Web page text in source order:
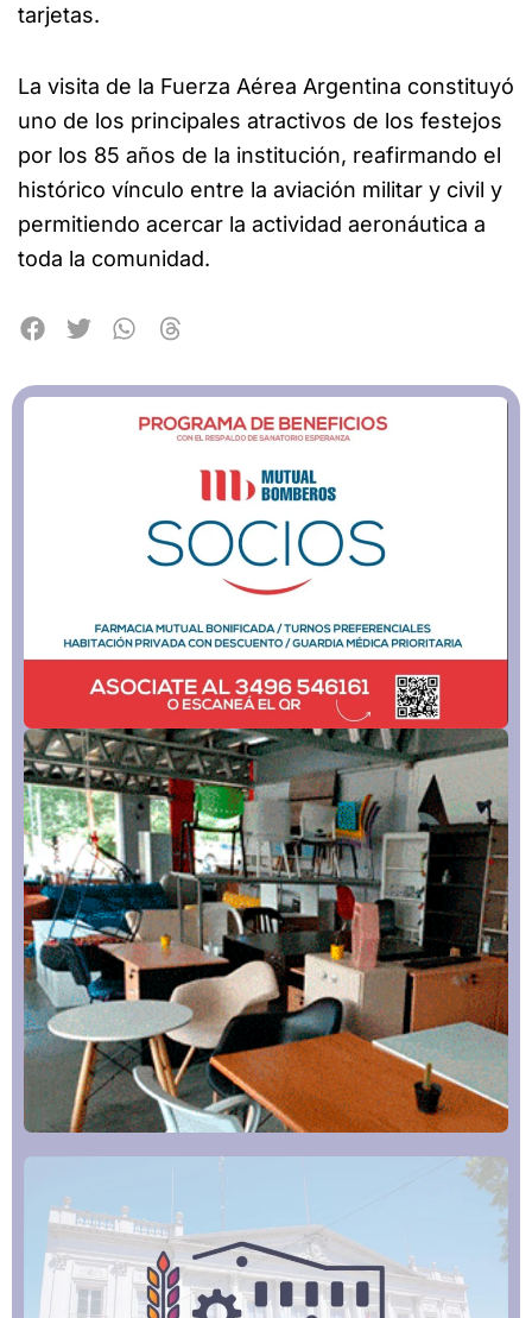
tarjetas.
La visita de la Fuerza Aérea Argentina constituyó
uno de los principales atractivos de los festejos
por los 85 años de la institución, reafirmando el
histórico vínculo entre la aviación militar y civil y
permitiendo acercar la actividad aeronáutica a
toda la comunidad.